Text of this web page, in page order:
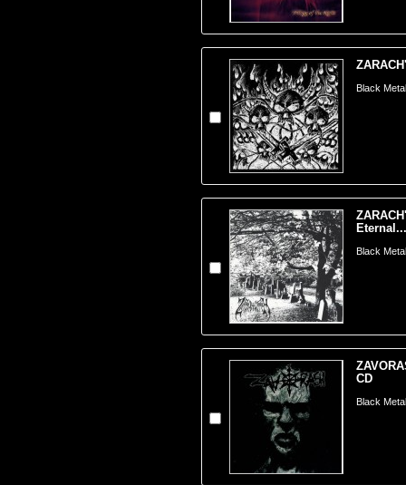
Black
Eternal...
Black
CD
Black